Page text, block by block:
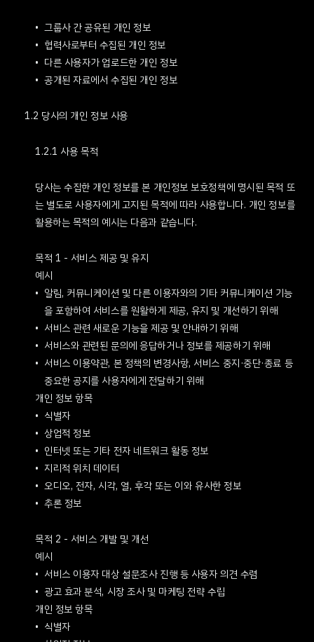
그룹사 간 공유된 개인 정보
협력사로부터 수집된 개인 정보
다른 사용자가 업로드한 개인 정보
공개된 자료에서 수집된 개인 정보
1.2 당사의 개인 정보 사용
1.2.1 사용 목적
당사는 수집한 개인 정보를 본 개인정보 보호정책에 명시된 목적 또
는 별도로 사용자에게 고지된 목적에 따라 사용합니다. 개인 정보를
활용하는 목적의 예시는 다음과 같습니다.
목적 1 - 서비스 제공 및 유지
예시
알림, 커뮤니케이션 및 다른 이용자와의 기타 커뮤니케이션 기능
을 포함하여 서비스를 원활하게 제공, 유지 및 개선하기 위해
서비스 관련 새로운 기능을 제공 및 안내하기 위해
서비스와 관련된 문의에 응답하거나 정보를 제공하기 위해
서비스 이용약관, 본 정책의 변경사항, 서비스 중지·중단·종료 등
중요한 공지를 사용자에게 전달하기 위해
개인 정보 항목
식별자
상업적 정보
인터넷 또는 기타 전자 네트워크 활동 정보
지리적 위치 데이터
오디오, 전자, 시각, 열, 후각 또는 이와 유사한 정보
추론 정보
목적 2 - 서비스 개발 및 개선
예시
서비스 이용자 대상 설문조사 진행 등 사용자 의견 수렴
광고 효과 분석, 시장 조사 및 마케팅 전략 수립
개인 정보 항목
식별자